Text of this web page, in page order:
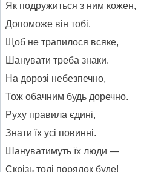
Як подружиться з ним кожен,
Допоможе він тобі.
Щоб не трапилося всяке,
Шанувати треба знаки.
На дорозі небезпечно,
Тож обачним будь доречно.
Руху правила єдині,
Знати їх усі повинні.
Шануватимуть їх люди —
Скрізь тоді порядок буде!